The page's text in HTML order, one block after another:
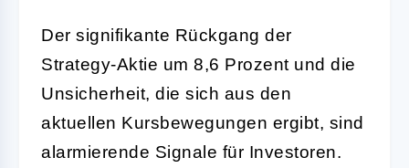
Der signifikante Rückgang der
Strategy-Aktie um 8,6 Prozent und die
Unsicherheit, die sich aus den
aktuellen Kursbewegungen ergibt, sind
alarmierende Signale für Investoren.